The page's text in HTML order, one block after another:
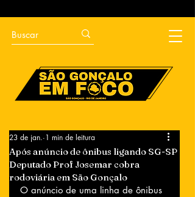
Após anúncio de ônibus ligando SG-SP
Deputado Prof Josemar cobra
rodoviária em São Gonçalo
23 de jan. 1 min de leitura
O anúncio de uma linha de ônibus